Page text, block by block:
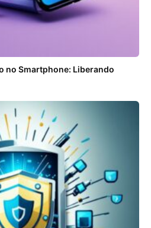
no Smartphone: Liberando